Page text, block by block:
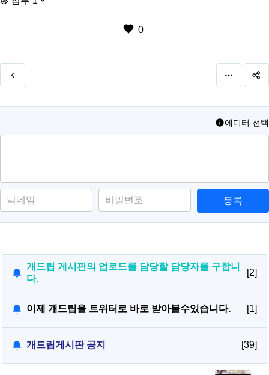
0
에디터 선택
등록
개드립 게시판의 업로드를 담당할 담당자를 구합니
다.
[2]
이제 개드립을 트위터로 바로 받아볼수있습니다. [1]
개드립게시판 공지 [39]